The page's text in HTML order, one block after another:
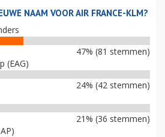
NAAM VOOR AIR FRANCE-KLM?
47% (81 stemmen)
(EAG)
24% (42 stemmen)
21% (36 stemmen)